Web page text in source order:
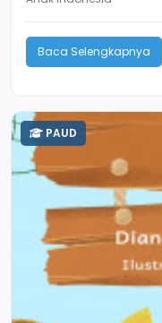
Baca Selengkapnya
PAUD